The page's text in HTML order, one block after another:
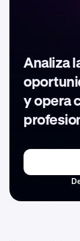
Analiza
y opera